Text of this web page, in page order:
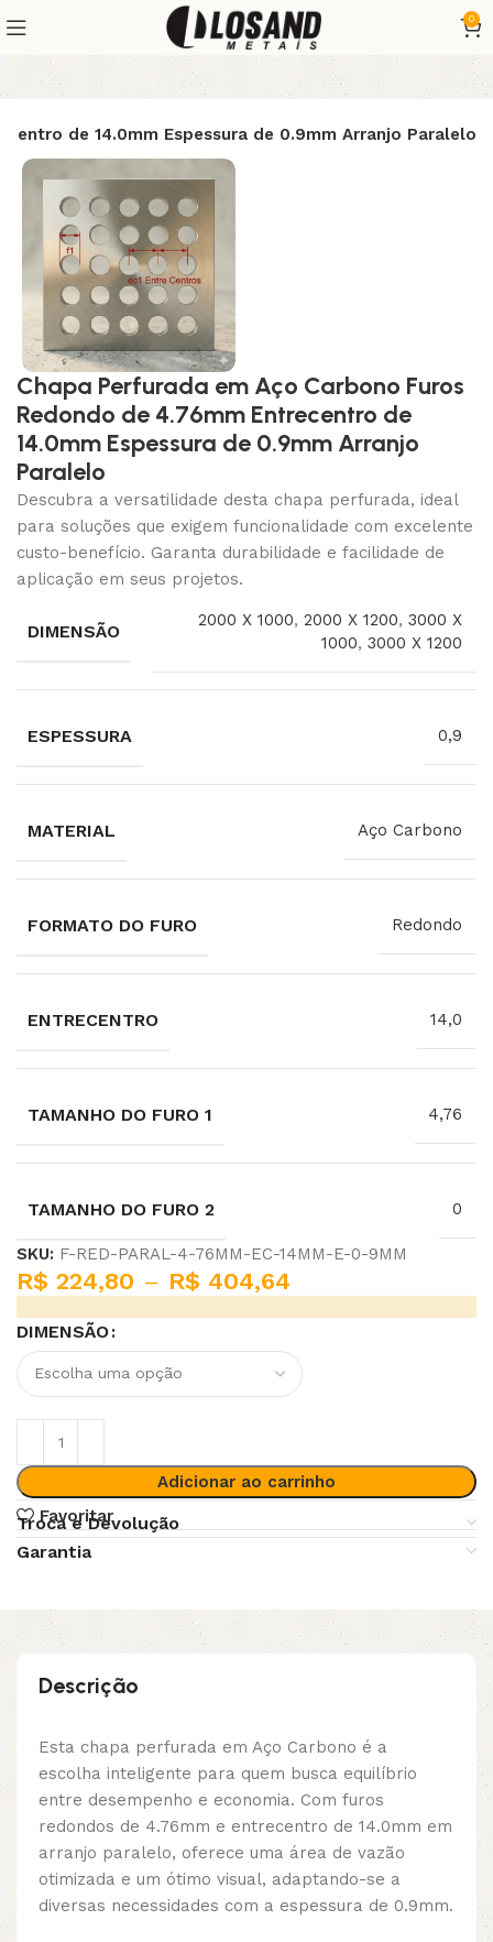
0
de 14.0mm Espessura de 0.9mm Arranjo Paralelo
Chapa Perfurada em Aço Carbono Furos
Redondo de 4.76mm Entrecentro de
14.0mm Espessura de 0.9mm Arranjo
Paralelo
Descubra a versatilidade desta chapa perfurada, ideal
para soluções que exigem funcionalidade com excelente
custo-benefício. Garanta durabilidade e facilidade de
aplicação em seus projetos.
DIMENSÃO
2000 X 1000,2000 X 1200,3000 X
1000,3000 X 1200
ESPESSURA 0,9
MATERIAL Aço Carbono
FORMATO DO FURO Redondo
ENTRECENTRO 14,0
TAMANHO DO FURO 1 4,76
TAMANHO DO FURO 2 0
SKU: F-RED-PARAL-4-76MM-EC-14MM-E-0-9MM
R$ 224,80 – R$ 404,64
DIMENSÃO
Adicionar ao carrinho
Favoritar
Troca e Devolução
Garantia
Descrição
Esta chapa perfurada em Aço Carbono é a
escolha inteligente para quem busca equilíbrio
entre desempenho e economia. Com furos
redondos de 4.76mm e entrecentro de 14.0mm em
arranjo paralelo, oferece uma área de vazão
otimizada e um ótimo visual, adaptando-se a
diversas necessidades com a espessura de 0.9mm.